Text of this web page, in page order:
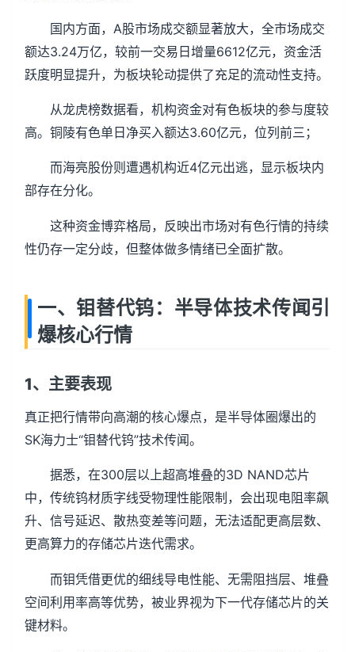
国内方面，A股市场成交额显著放大，全市场成交
额达3.24万亿，较前一交易日增量6612亿元，资金活
跃度明显提升，为板块轮动提供了充足的流动性支持。
从龙虎榜数据看，机构资金对有色板块的参与度较
高。铜陵有色单日净买入额达3.60亿元，位列前三；
而海亮股份则遭遇机构近4亿元出逃，显示板块内
部存在分化。
这种资金博弈格局，反映出市场对有色行情的持续
性仍存一定分歧，但整体做多情绪已全面扩散。
一、钼替代钨：半导体技术传闻引
爆核心行情
1、主要表现
真正把行情带向高潮的核心爆点，是半导体圈爆出的
SK海力士“钼替代钨”技术传闻。
据悉，在300层以上超高堆叠的3D NAND芯片
中，传统钨材质字线受物理性能限制，会出现电阻率飙
升、信号延迟、散热变差等问题，无法适配更高层数、
更高算力的存储芯片迭代需求。
而钼凭借更优的细线导电性能、无需阻挡层、堆叠
空间利用率高等优势，被业界视为下一代存储芯片的关
键材料。